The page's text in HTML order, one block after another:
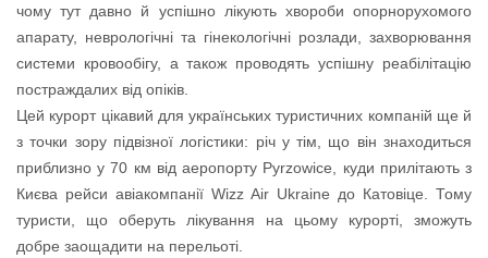
чому тут давно й успішно лікують хвороби опорнорухомого
апарату, неврологічні та гінекологічні розлади, захворювання
системи кровообігу, а також проводять успішну реабілітацію
постраждалих від опіків.
Цей курорт цікавий для українських туристичних компаній ще й
з точки зору підвізної логістики: річ у тім, що він знаходиться
приблизно у 70 км від аеропорту Pyrzowice, куди прилітають з
Києва рейси авіакомпанії Wizz Air Ukraine до Катовіце. Тому
туристи, що оберуть лікування на цьому курорті, зможуть
добре заощадити на перельоті.